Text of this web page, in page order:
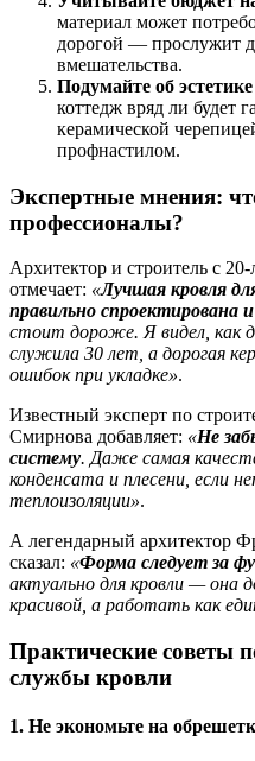
материал может
дорогой — прослужит
вмешательства.
Подумайте об
коттедж вряд ли будет
керамической
профнастилом.
Экспертные мнения:
профессионалы?
Архитектор и строитель с
отмечает: «Лучшая кровля
правильно спроектирована
стоит дороже. Я видел, как
служила 30 лет, а дорогая
ошибок при укладке».
Известный эксперт по
Смирнова добавляет: «Не
систему. Даже самая
конденсата и плесени, если
теплоизоляции».
А легендарный архитектор
сказал: «Форма следует за
актуально для кровли — она
красивой, а работать как
Практические советы
службы кровли
1. Не экономьте на